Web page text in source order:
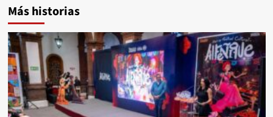
Más historias